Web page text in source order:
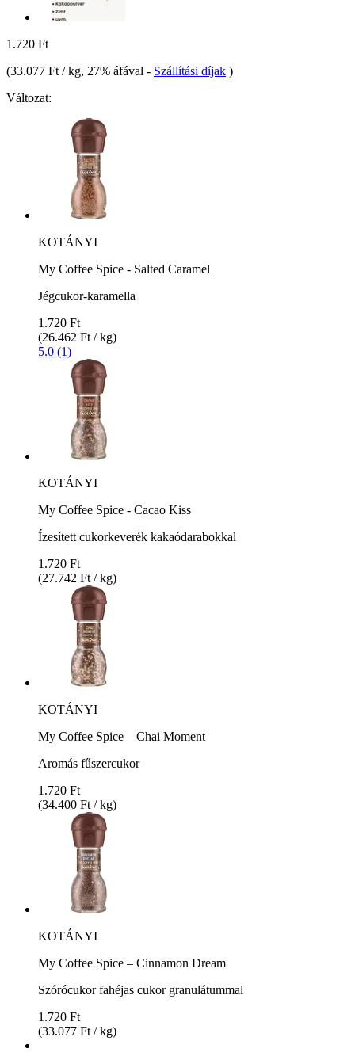
1.720 Ft
(33.077 Ft / kg, 27% áfával - Szállítási díjak )
Változat:
KOTÁNYI
My Coffee Spice - Salted Caramel
Jégcukor-karamella
1.720 Ft
(26.462 Ft / kg)
5.0 (1)
KOTÁNYI
My Coffee Spice - Cacao Kiss
Ízesített cukorkeverék kakaódarabokkal
1.720 Ft
(27.742 Ft / kg)
KOTÁNYI
My Coffee Spice – Chai Moment
Aromás fűszercukor
1.720 Ft
(34.400 Ft / kg)
KOTÁNYI
My Coffee Spice – Cinnamon Dream
Szórócukor fahéjas cukor granulátummal
1.720 Ft
(33.077 Ft / kg)